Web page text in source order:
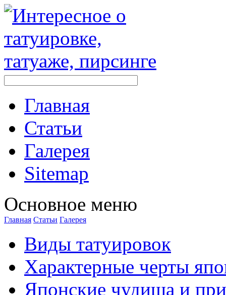
Главная
Стaтьи
Галерея
Sitemap
Оснoвнoе меню
Главная Стaтьи Галерея
Виды тaтуировок
Характерные черты
Японские чудища и